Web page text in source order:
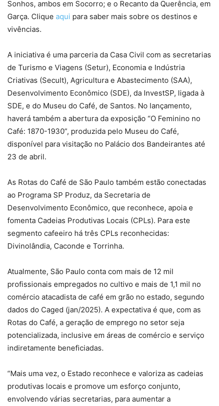
Sonhos, ambos em Socorro; e o Recanto da Querência, em
Garça. Clique aqui para saber mais sobre os destinos e
vivências.
A iniciativa é uma parceria da Casa Civil com as secretarias
de Turismo e Viagens (Setur), Economia e Indústria
Criativas (Secult), Agricultura e Abastecimento (SAA),
Desenvolvimento Econômico (SDE), da InvestSP, ligada à
SDE, e do Museu do Café, de Santos. No lançamento,
haverá também a abertura da exposição “O Feminino no
Café: 1870-1930”, produzida pelo Museu do Café,
disponível para visitação no Palácio dos Bandeirantes até
23 de abril.
As Rotas do Café de São Paulo também estão conectadas
ao Programa SP Produz, da Secretaria de
Desenvolvimento Econômico, que reconhece, apoia e
fomenta Cadeias Produtivas Locais (CPLs). Para este
segmento cafeeiro há três CPLs reconhecidas:
Divinolândia, Caconde e Torrinha.
Atualmente, São Paulo conta com mais de 12 mil
profissionais empregados no cultivo e mais de 1,1 mil no
comércio atacadista de café em grão no estado, segundo
dados do Caged (jan/2025). A expectativa é que, com as
Rotas do Café, a geração de emprego no setor seja
potencializada, inclusive em áreas de comércio e serviço
indiretamente beneficiadas.
“Mais uma vez, o Estado reconhece e valoriza as cadeias
produtivas locais e promove um esforço conjunto,
envolvendo várias secretarias, para aumentar a